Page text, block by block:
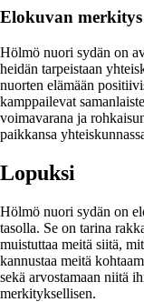
Elokuvan merkitys
Hölmö nuori sydän on
heidän tarpeistaan
nuorten elämään
kamppailevat
voimavarana ja
paikkansa
Lopuksi
Hölmö nuori sydän on
tasolla. Se on tarina
muistuttaa meitä siitä,
kannustaa meitä
sekä arvostamaan niitä
merkityksellisen.